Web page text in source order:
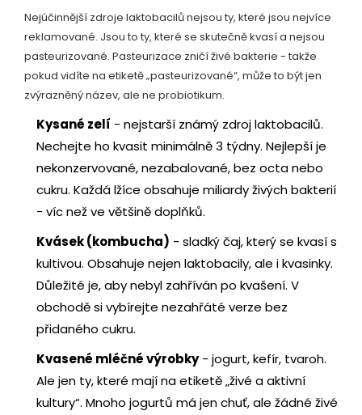
Nejúčinnější zdroje laktobacilů nejsou ty, které jsou nejvíce
reklamované. Jsou to ty, které se skutečně kvasí a nejsou
pasteurizované. Pasteurizace zničí živé bakterie - takže
pokud vidíte na etiketě „pasteurizované“, může to být jen
zvýrazněný název, ale ne probiotikum.
Kysané zelí - nejstarší známý zdroj laktobacilů.
Nechejte ho kvasit minimálně 3 týdny. Nejlepší je
nekonzervované, nezabalované, bez octa nebo
cukru. Každá lžíce obsahuje miliardy živých bakterií
- víc než ve většině doplňků.
Kvásek (kombucha) - sladký čaj, který se kvasí s
kultivou. Obsahuje nejen laktobacily, ale i kvasinky.
Důležité je, aby nebyl zahříván po kvašení. V
obchodě si vybírejte nezahřáté verze bez
přidaného cukru.
Kvasené mléčné výrobky- jogurt, kefír, tvaroh.
Ale jen ty, které mají na etiketě „živé a aktivní
kultury“. Mnoho jogurtů má jen chuť, ale žádné živé